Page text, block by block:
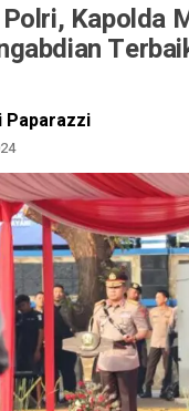
Kapolda
Paparazzi